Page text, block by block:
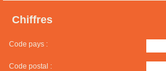
Chiffres
Code pays :
Code postal :